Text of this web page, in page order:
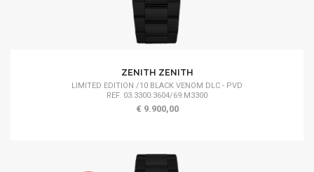
ZENITH ZENITH
LIMITED EDITION /10 BLACK VENOM DLC - PVD
REF. 03.3300.3604/69.M3300
€ 9.900,00